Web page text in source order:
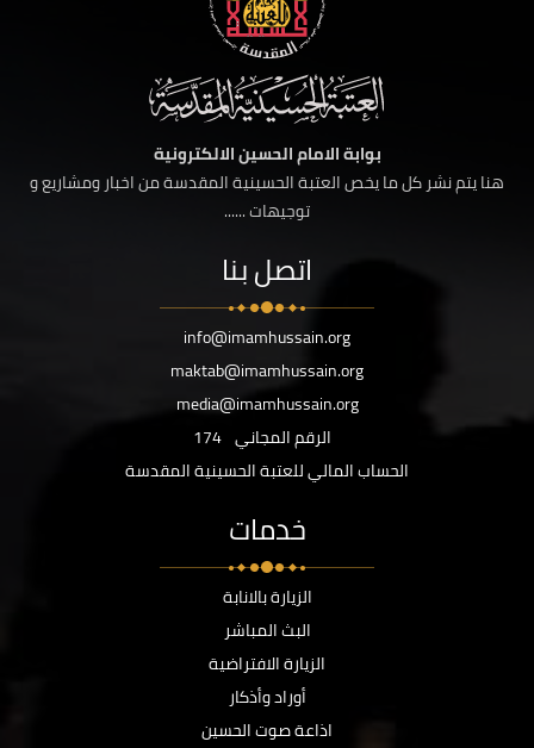
بوابة الامام الحسين الالكترونية
هنا يتم نشر كل ما يخص العتبة الحسينية المقدسة من اخبار ومشاريع و
توجيهات ......
اتصل بنا
info@imamhussain.org
maktab@imamhussain.org
media@imamhussain.org
الرقم المجاني 174
الحساب المالي للعتبة الحسينية المقدسة
خدمات
الزيارة بالانابة
البث المباشر
الزيارة الافتراضية
أوراد وأذكار
اذاعة صوت الحسين